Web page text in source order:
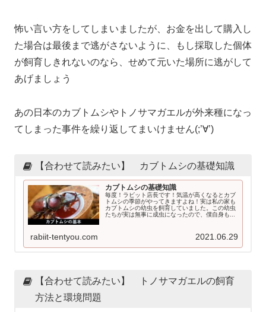
怖い言い方をしてしまいましたが、お金を出して購入し
た場合は最後まで逃がさないように、もし採取した個体
が飼育しきれないのなら、せめて元いた場所に逃がして
あげましょう
あの日本のカブトムシやトノサマガエルが外来種になっ
てしまった事件を繰り返してまいけません(;’∀’)
【合わせて読みたい】 カブトムシの基礎知識
カブトムシの基礎知識
毎度！ラビット店長です！気温が高くなるとカブ
トムシの季節がやってきますよね！実は私の家も
カブトムシの幼虫を飼育していました。この幼虫
たちが実は無事に成虫になったので、僕自身も...
rabiit-tentyou.com 2021.06.29
【合わせて読みたい】 トノサマガエルの飼育
方法と環境問題